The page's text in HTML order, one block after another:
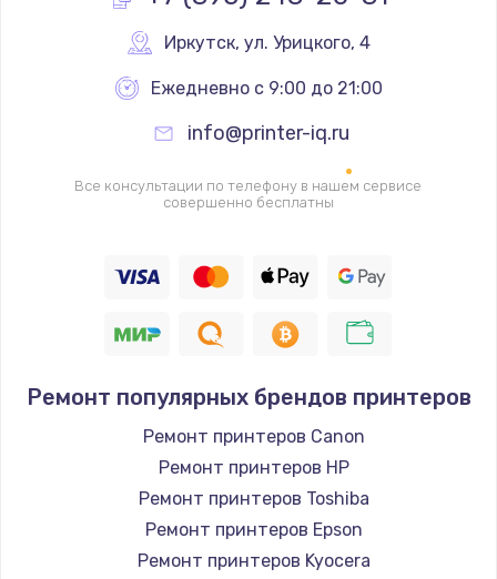
Замена помпы
Ремонт гидросистемы
3000 руб.
Замена электромагнитного клапана
2000 руб.
Ремонт разъема SIM-карты
880 руб.
Заказать
Замена GPS модуля
880 руб.
Иркутск, ул. Урицкого, 4
Ежедневно с 9:00 до 21:00
info@printer-iq.ru
Все консультации по телефону в нашем сервисе
совершенно бесплатны
Ремонт популярных брендов принтеров
Ремонт принтеров Canon
Ремонт принтеров HP
Ремонт принтеров Toshiba
Ремонт принтеров Epson
Ремонт принтеров Kyocera